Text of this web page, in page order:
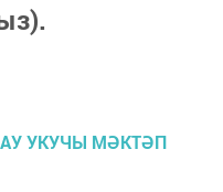
УКУЧЫ МӘКТӘП